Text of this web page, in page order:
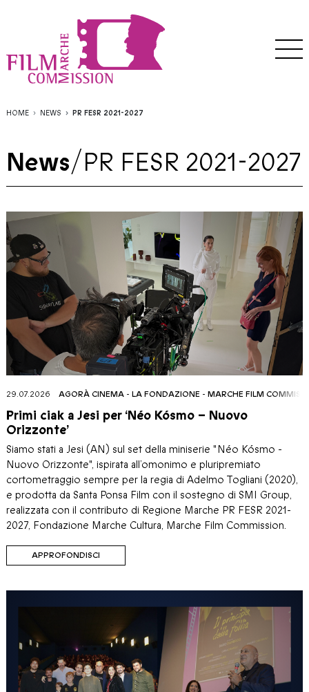
HOME NEWS PR FESR 2021-2027
News/PR FESR 2021-2027
29.07.2026 AGORÀ CINEMA - LA FONDAZIONE - MARCHE FILM
Primi ciak a Jesi per ‘Néo Kósmo – Nuovo
Orizzonte’
Siamo stati a Jesi (AN) sul set della miniserie "Néo Kósmo -
Nuovo Orizzonte", ispirata all’omonimo e pluripremiato
cortometraggio sempre per la regia di Adelmo Togliani (2020),
e prodotta da Santa Ponsa Film con il sostegno di SMI Group,
realizzata con il contributo di Regione Marche PR FESR 2021-
2027, Fondazione Marche Cultura, Marche Film Commission.
APPROFONDISCI